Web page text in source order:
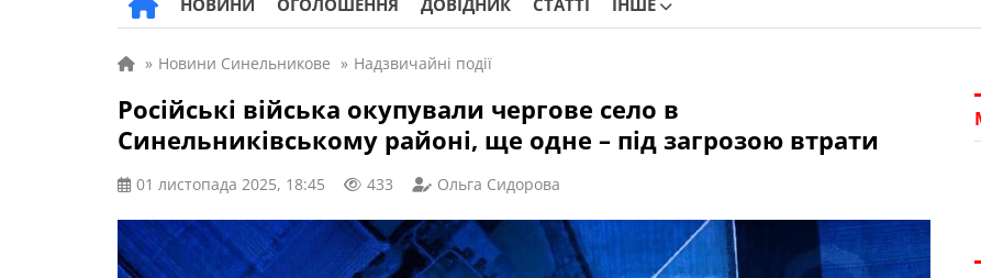
НОВИНИ ОГОЛОШЕННЯ ДОВІДНИК СТАТТІ ІНШЕ
» Новини Синельникове » Надзвичайні події
Російські війська окупували чергове село в
Синельниківському районі, ще одне – під загрозою втрати
01 листопада 2025, 18:45 433 Ольга Сидорова